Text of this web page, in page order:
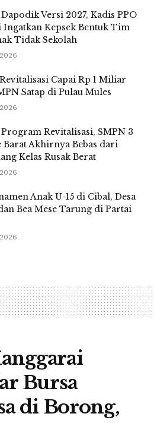
Versi 2027, Kadis PPO
Ingatkan Kepsek Bentuk Tim
Tidak Sekolah
Capai Rp 1 Miliar
Satap di Pulau Mules
Revitalisasi, SMPN 3
Barat Akhirnya Bebas dari
Kelas Rusak Berat
Anak U-15 di Cibal, Desa
Bea Mese Tarung di Partai
Bursa
di Borong,